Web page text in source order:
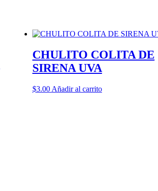
CHULITO COLITA DE
SIRENA UVA
$3.00 Añadir al carrito